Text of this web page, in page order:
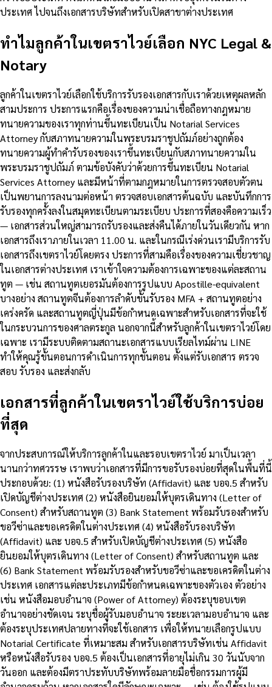
ประเทศ ไปจนถึงเอกสารบริษัทสำหรับเปิดสาขาต่างประเทศ
ทำไมลูกค้าในเขตราไวย์เลือก NYC Legal &
Notary
ลูกค้าในเขตราไวย์เลือกใช้บริการรับรองเอกสารกับเราด้วยเหตุผลหลัก
สามประการ ประการแรกคือเรื่องของความน่าเชื่อถือทางกฎหมาย
ทนายความของเราทุกท่านขึ้นทะเบียนเป็น Notarial Services
Attorney กับสภาทนายความในพระบรมราชูปถัมภ์อย่างถูกต้อง
ทนายความผู้ทำคำรับรองของเราขึ้นทะเบียนกับสภาทนายความใน
พระบรมราชูปถัมภ์ ตามข้อบังคับว่าด้วยการขึ้นทะเบียน Notarial
Services Attorney และมีหน้าที่ตามกฎหมายในการตรวจสอบตัวตน
เป็นพยานการลงนามต่อหน้า ตรวจสอบเอกสารต้นฉบับ และบันทึกการ
รับรองทุกครั้งลงในสมุดทะเบียนตามระเบียบ ประการที่สองคือความเร็ว
— เอกสารส่วนใหญ่สามารถรับรองและส่งคืนได้ภายในวันเดียวกัน หาก
เอกสารถึงเราภายในเวลา 11.00 น. และในกรณีเร่งด่วนเรามีบริการรับ
เอกสารถึงเขตราไวย์โดยตรง ประการที่สามคือเรื่องของความเชี่ยวชาญ
ในเอกสารต่างประเทศ เราเข้าใจความต้องการเฉพาะของแต่ละสถาน
ทูต — เช่น สถานทูตเยอรมันต้องการรูปแบบ Apostille-equivalent
บางอย่าง สถานทูตจีนต้องการลำดับขั้นรับรอง MFA + สถานทูตอย่าง
เคร่งครัด และสถานทูตญี่ปุ่นมีข้อกำหนดเฉพาะสำหรับเอกสารที่จะใช้
ในกระบวนการของศาลตระกูล นอกจากนี้สำหรับลูกค้าในเขตราไวย์โดย
เฉพาะ เรามีระบบติดตามสถานะเอกสารแบบเรียลไทม์ผ่าน LINE
ทำให้คุณรู้ขั้นตอนการดำเนินการทุกขั้นตอน ตั้งแต่รับเอกสาร ตรวจ
สอบ รับรอง และส่งกลับ
เอกสารที่ลูกค้าในเขตราไวย์ใช้บริการบ่อย
ที่สุด
จากประสบการณ์ให้บริการลูกค้าในและรอบเขตราไวย์ มาเป็นเวลา
นานกว่าทศวรรษ เราพบว่าเอกสารที่มีการขอรับรองบ่อยที่สุดในพื้นที่นี้
ประกอบด้วย: (1) หนังสือรับรองบริษัท (Affidavit) และ บอจ.5 สำหรับ
เปิดบัญชีต่างประเทศ (2) หนังสือยินยอมให้บุตรเดินทาง (Letter of
Consent) สำหรับสถานทูต (3) Bank Statement พร้อมรับรองสำหรับ
ขอวีซ่าและขอเครดิตในต่างประเทศ (4) หนังสือรับรองบริษัท
(Affidavit) และ บอจ.5 สำหรับเปิดบัญชีต่างประเทศ (5) หนังสือ
ยินยอมให้บุตรเดินทาง (Letter of Consent) สำหรับสถานทูต และ
(6) Bank Statement พร้อมรับรองสำหรับขอวีซ่าและขอเครดิตในต่าง
ประเทศ เอกสารแต่ละประเภทมีข้อกำหนดเฉพาะของตัวเอง ตัวอย่าง
เช่น หนังสือมอบอำนาจ (Power of Attorney) ต้องระบุขอบเขต
อำนาจอย่างชัดเจน ระบุชื่อผู้รับมอบอำนาจ ระยะเวลามอบอำนาจ และ
ต้องระบุประเทศปลายทางที่จะใช้เอกสาร เพื่อให้ทนายเลือกรูปแบบ
Notarial Certificate ที่เหมาะสม สำหรับเอกสารบริษัทเช่น Affidavit
หรือหนังสือรับรอง บอจ.5 ต้องเป็นเอกสารที่อายุไม่เกิน 30 วันนับจาก
วันออก และต้องมีตราประทับบริษัทพร้อมลายมือชื่อกรรมการผู้มี